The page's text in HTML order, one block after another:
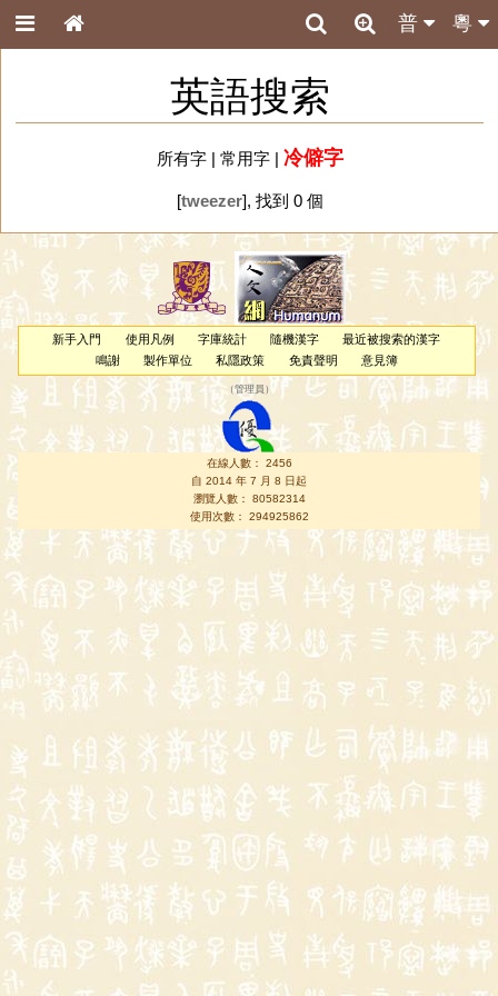
粵
普
英語搜索
所有字| 常用字| 冷僻字
[tweezer], 找到 0 個
新手入門 使用凡例 字庫統計 隨機漢字
最近被搜索的漢字
鳴謝
製作單位 私隱政策 免責聲明 意見簿
（管理員 ）
在線人數： 2456
自 2014 年 7 月 8 日起
瀏覽人數： 80582314
使用次數： 294925862